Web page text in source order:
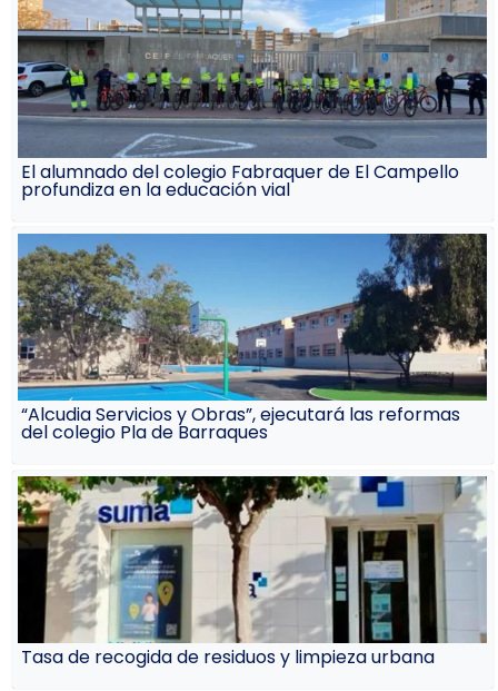
El alumnado del colegio Fabraquer de El Campello
profundiza en la educación vial
“Alcudia Servicios y Obras”, ejecutará las reformas
del colegio Pla de Barraques
Tasa de recogida de residuos y limpieza urbana